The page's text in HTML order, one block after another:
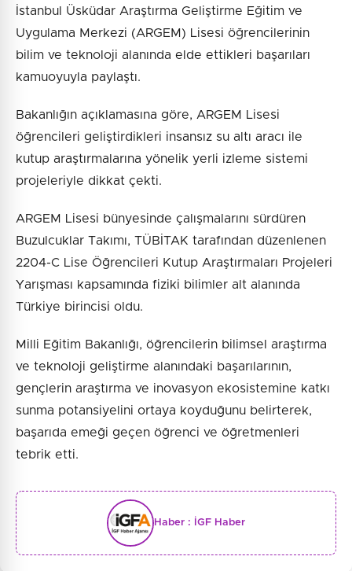
İstanbul Üsküdar Araştırma Geliştirme Eğitim ve
Uygulama Merkezi (ARGEM) Lisesi öğrencilerinin
bilim ve teknoloji alanında elde ettikleri başarıları
kamuoyuyla paylaştı.
Bakanlığın açıklamasına göre, ARGEM Lisesi
öğrencileri geliştirdikleri insansız su altı aracı ile
kutup araştırmalarına yönelik yerli izleme sistemi
projeleriyle dikkat çekti.
ARGEM Lisesi bünyesinde çalışmalarını sürdüren
Buzulcuklar Takımı, TÜBİTAK tarafından düzenlenen
2204-C Lise Öğrencileri Kutup Araştırmaları Projeleri
Yarışması kapsamında fiziki bilimler alt alanında
Türkiye birincisi oldu.
Milli Eğitim Bakanlığı, öğrencilerin bilimsel araştırma
ve teknoloji geliştirme alanındaki başarılarının,
gençlerin araştırma ve inovasyon ekosistemine katkı
sunma potansiyelini ortaya koyduğunu belirterek,
başarıda emeği geçen öğrenci ve öğretmenleri
tebrik etti.
Haber : İGF Haber